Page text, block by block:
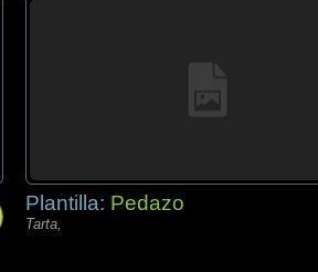
Plantilla: Pedazo
Tarta,